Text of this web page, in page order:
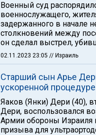
Военный суд
военнослужащего,
задержанного в начале
столкновений между
он сделал выстрел,
02.11.2023 23:05 // Израиль
Старший сын Арье
ускоренной процедуре
Яаков (Янки) Дери (40),
Дери, воспользовался
Армии обороны Израиля
призыва для